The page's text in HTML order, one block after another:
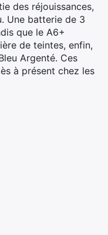
des réjouissances,
Une batterie de 3
que le A6+
de teintes, enfin,
Argenté. Ces
à présent chez les